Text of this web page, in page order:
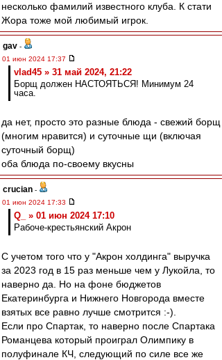
несколько фамилий известного клуба. К стати
Жора тоже мой любимый игрок.
gav -
01 июн 2024 17:37
vlad45 » 31 май 2024, 21:22
Борщ должен НАСТОЯТЬСЯ! Минимум 24
часа.
да нет, просто это разные блюда - свежий борщ
(многим нравится) и суточные щи (включая
суточный борщ)
оба блюда по-своему вкусны
crucian -
01 июн 2024 17:33
Q_ » 01 июн 2024 17:10
Рабоче-крестьянский Акрон
С учетом того что у "Акрон холдинга" выручка
за 2023 год в 15 раз меньше чем у Лукойла, то
наверно да. Но на фоне бюджетов
Екатеринбурга и Нижнего Новгорода вместе
взятых все равно лучше смотрится :-).
Если про Спартак, то наверно после Спартака
Романцева который проиграл Олимпику в
полуфинале КЧ, следующий по силе все же